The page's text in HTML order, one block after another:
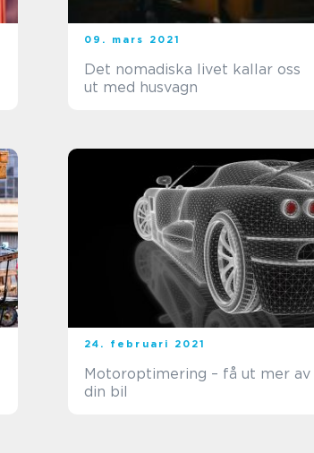
09. mars 2021
Det nomadiska livet kallar oss
ut med husvagn
24. februari 2021
Motoroptimering – få ut mer av
din bil